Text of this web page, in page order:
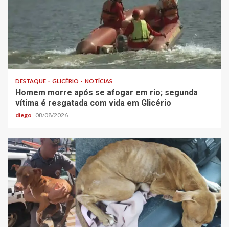
DESTAQUE GLICÉRIO NOTÍCIAS
Homem morre após se afogar em rio; segunda
vítima é resgatada com vida em Glicério
diego 08/08/2026